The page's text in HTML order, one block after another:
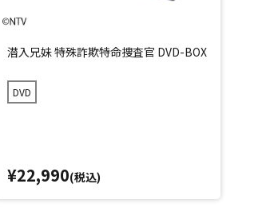
潜入兄妹 特殊詐欺特命捜査官 DVD-BOX
DVD
¥22,990(税込)